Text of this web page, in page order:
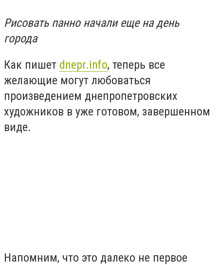
Рисовать панно начали еще на день
города
Как пишет dnepr.info, теперь все
желающие могут любоваться
произведением днепропетровских
художников в уже готовом, завершенном
виде.
Напомним, что это далеко не первое